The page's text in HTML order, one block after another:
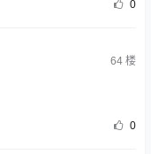
0
64楼
0